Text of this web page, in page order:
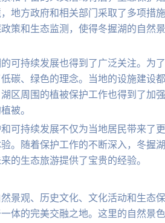
地方政府和相关部门采取了多项措
策和生态监测，使得冬握湖的自然
可持续发展也得到了广泛关注。为
碳、绿色的理念。当地的设施建设
区周围的植被保护工作也得到了加
被。
可持续发展不仅为当地居民带来了
。随着保护工作的不断深入，冬握
的生态旅游提供了宝贵的经验。
景观、历史文化、文化活动和生态
体的完美交融之地。这里的自然景